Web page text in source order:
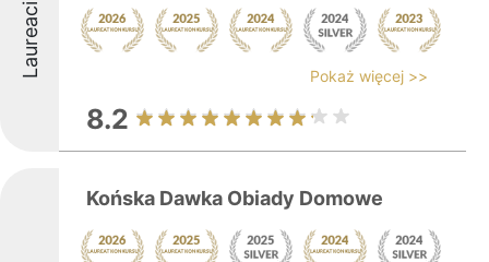
Laureaci Pokaż więcej >>
8.2
Końska Dawka Obiady Domowe